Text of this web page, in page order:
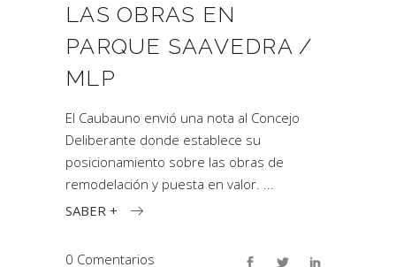
LAS OBRAS EN
PARQUE SAAVEDRA /
MLP
El Caubauno envió una nota al Concejo
Deliberante donde establece su
posicionamiento sobre las obras de
remodelación y puesta en valor.
SABER +
0 Comentarios